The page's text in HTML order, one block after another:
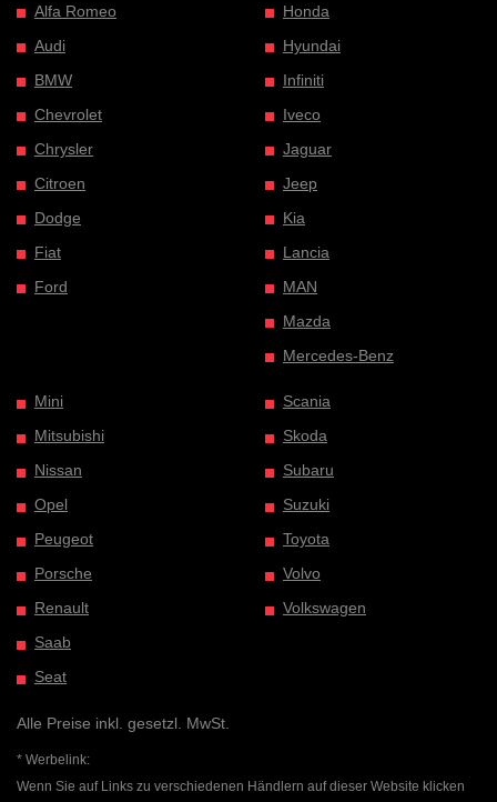
Alfa Romeo
Audi
BMW
Chevrolet
Chrysler
Citroen
Dodge
Fiat
Ford
Honda
Hyundai
Infiniti
Iveco
Jaguar
Jeep
Kia
Lancia
MAN
Mazda
Mercedes-Benz
Mini
Mitsubishi
Nissan
Opel
Peugeot
Porsche
Renault
Saab
Seat
Scania
Skoda
Subaru
Suzuki
Toyota
Volvo
Volkswagen
Alle Preise inkl. gesetzl. MwSt.
* Werbelink:
Wenn Sie auf Links zu verschiedenen Händlern auf dieser Website klicken